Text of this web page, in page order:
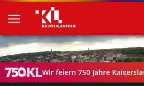
Wir feiern 750 Jahre